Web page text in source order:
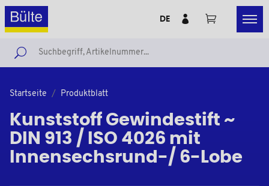
DE
Startseite Produktblatt
Kunststoff Gewindestift ~
DIN 913 / ISO 4026 mit
Innensechsrund-/ 6-Lobe